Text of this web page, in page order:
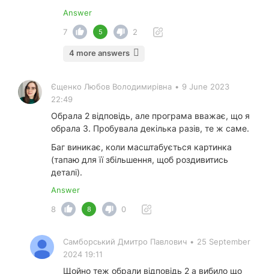
Answer
7
5 2
4 more answers
Єщенко Любов Володимирівна • 9 June 2023
22:49
Обрала 2 відповідь, але програма вважає, що я
обрала 3. Пробувала декілька разів, те ж саме.
Баг виникає, коли масштабується картинка
(тапаю для її збільшення, щоб роздивитись
деталі).
Answer
8
8 0
Самборський Дмитро Павлович • 25 September
2024 19:11
Щойно теж обрали відповідь 2 а вибило що